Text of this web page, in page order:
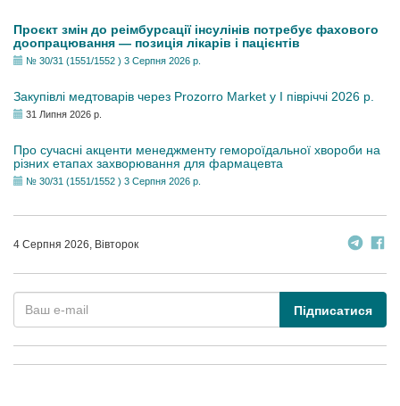
Проєкт змін до реімбурсації інсулінів потребує фахового
доопрацювання — позиція лікарів і пацієнтів
№ 30/31 (1551/1552 ) 3 Серпня 2026 р.
Закупівлі медтоварів через Prozorro Market у I півріччі 2026 р.
31 Липня 2026 р.
Про сучасні акценти менеджменту гемороїдальної хвороби на
різних етапах захворювання для фармацевта
№ 30/31 (1551/1552 ) 3 Серпня 2026 р.
4 Серпня 2026, Вівторок
Підписатися